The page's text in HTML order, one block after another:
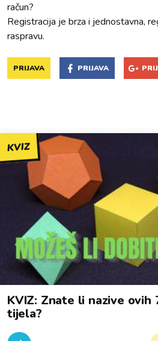
račun?
Registracija je brza i jednostavna,
raspravu.
PRIJAVA PRIJAVA
KVIZ
KVIZ: Znate li nazive
tijela?